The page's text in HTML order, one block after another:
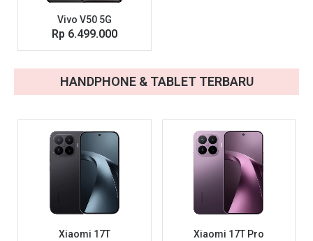
Vivo V50 5G
Rp 6.499.000
HANDPHONE & TABLET TERBARU
Xiaomi 17T Xiaomi 17T Pro